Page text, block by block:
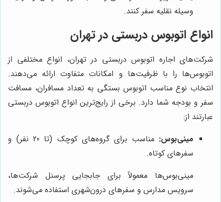
وسیله نقلیه سفر کنند.
انواع اتوبوس دربستی در تهران
شرکت‌های اجاره اتوبوس دربستی در تهران، انواع مختلفی از
اتوبوس‌ها را با ظرفیت‌ها و امکانات متفاوت ارائه می‌دهند.
انتخاب نوع مناسب اتوبوس بستگی به تعداد مسافران، مسافت
سفر و بودجه شما دارد. برخی از رایج‌ترین انواع اتوبوس دربستی
عبارتند از:
مینی‌بوس:
مناسب برای گروه‌های کوچک (تا 20 نفر) و
سفرهای کوتاه.
مینی‌بوس‌ها معمولاً برای جابجایی پرسنل شرکت‌ها،
سرویس مدارس و سفرهای درون‌شهری استفاده می‌شوند.